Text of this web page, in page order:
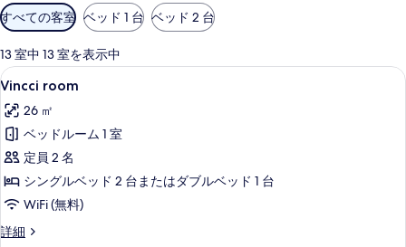
利
用
可
能
な
客
室
の
り
込
み
すべての客室 ベッド 1 台 ベッド 2 台
13 室中 13 室を表示中
Vincci
room
の
す
べ
て
の
写
高級寝具、羽毛の掛け布団、ミニバ
5
Vincci room
26 ㎡
ベッドルーム 1 室
定員 2 名
シングルベッド 2 台またはダブルベッド 1 台
WiFi (無料)
詳細
Vincci